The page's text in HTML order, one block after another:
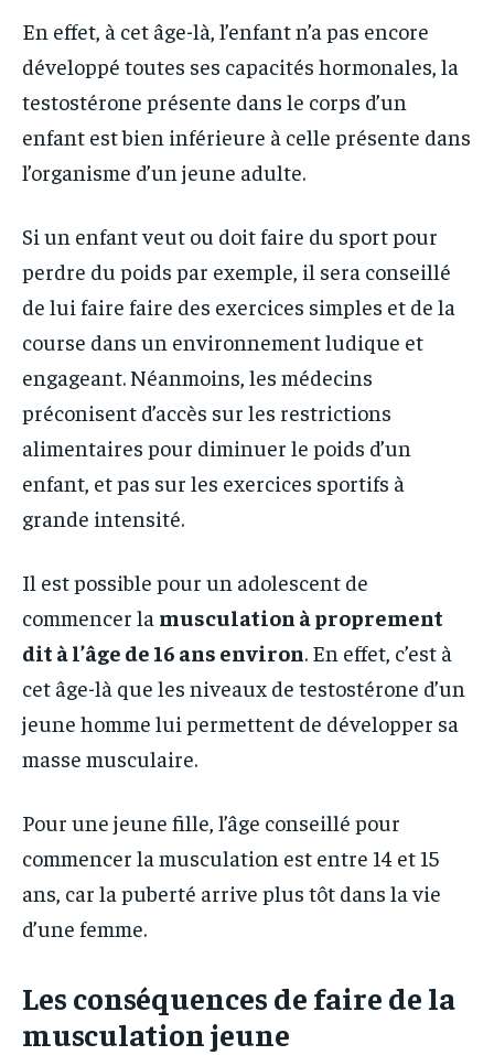
En effet, à cet âge-là, l’enfant n’a pas encore
développé toutes ses capacités hormonales, la
testostérone présente dans le corps d’un
enfant est bien inférieure à celle présente dans
l’organisme d’un jeune adulte.
Si un enfant veut ou doit faire du sport pour
perdre du poids par exemple, il sera conseillé
de lui faire faire des exercices simples et de la
course dans un environnement ludique et
engageant. Néanmoins, les médecins
préconisent d’accès sur les restrictions
alimentaires pour diminuer le poids d’un
enfant, et pas sur les exercices sportifs à
grande intensité.
Il est possible pour un adolescent de
commencer la musculation à proprement
dit à l’âge de 16 ans environ. En effet, c’est à
cet âge-là que les niveaux de testostérone d’un
jeune homme lui permettent de développer sa
masse musculaire.
Pour une jeune fille, l’âge conseillé pour
commencer la musculation est entre 14 et 15
ans, car la puberté arrive plus tôt dans la vie
d’une femme.
Les conséquences de faire de la
musculation jeune